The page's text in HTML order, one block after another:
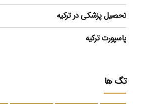
تحصیل پزشکی در ترکیه
پاسپورت ترکیه
تگ ها